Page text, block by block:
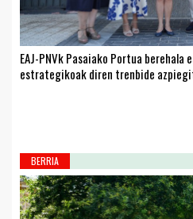
EAJ-PNVk Pasaiako Portua berehala
estrategikoak diren trenbide
BERRIA